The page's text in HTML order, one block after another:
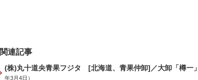
関連記事
(株)丸十道央青果フジタ [北海道、青果仲卸]／大卸「樽一
年3月4日）